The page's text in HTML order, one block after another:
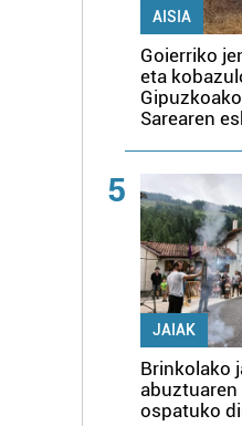
AISIA
Goierriko
eta
Sarearen
5
JAIAK
Brinkolako
ospatuko